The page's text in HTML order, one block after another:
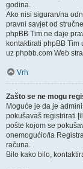
godina.
Ako nisi siguran/na
pravni savjet od
phpBB Tim ne daje
kontaktirati phpBB
uz phpbb.com Web
Vrh
Zašto se ne mogu
Moguće je da je
pokušavaš registrirati
pošte kojom se
onemogućio/la
računa.
Bilo kako bilo,